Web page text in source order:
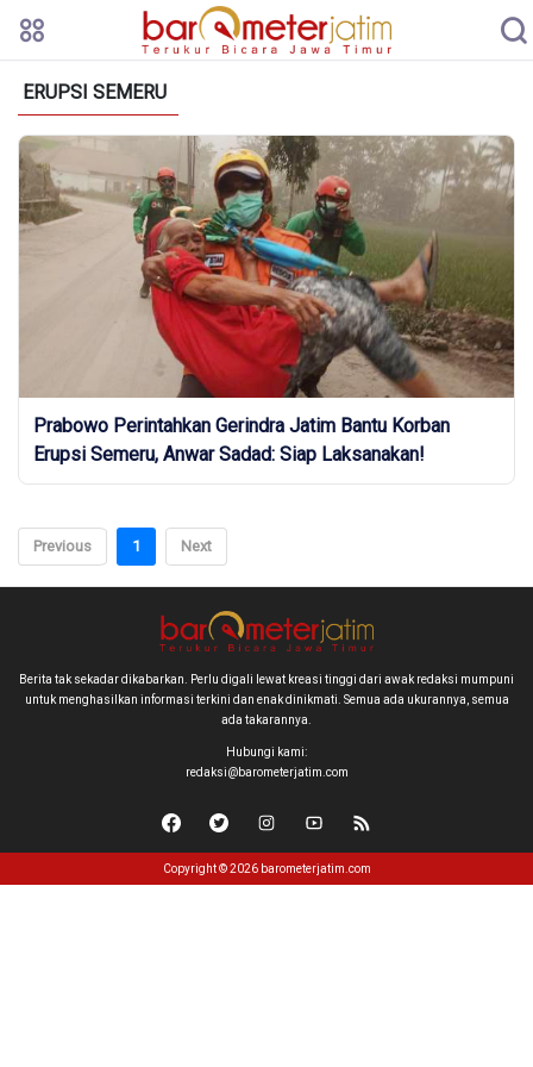
ERUPSI SEMERU
Prabowo Perintahkan Gerindra Jatim Bantu Korban
Erupsi Semeru, Anwar Sadad: Siap Laksanakan!
Previous 1 Next
Berita tak sekadar dikabarkan. Perlu digali lewat kreasi tinggi dari awak redaksi mumpuni
untuk menghasilkan informasi terkini dan enak dinikmati. Semua ada ukurannya, semua
ada takarannya.
Hubungi kami:
redaksi@barometerjatim.com
Copyright © 2026 barometerjatim.com